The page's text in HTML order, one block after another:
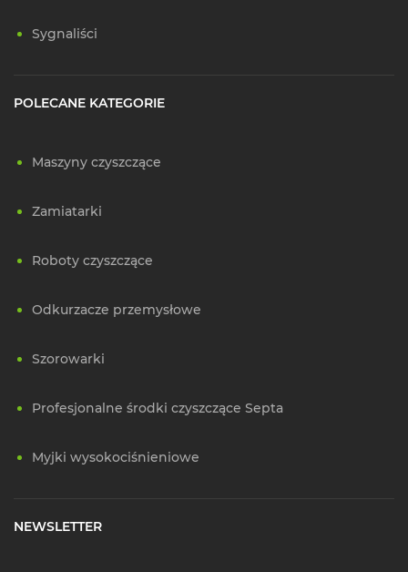
Sygnaliści
POLECANE KATEGORIE
Maszyny czyszczące
Zamiatarki
Roboty czyszczące
Odkurzacze przemysłowe
Szorowarki
Profesjonalne środki czyszczące Septa
Myjki wysokociśnieniowe
NEWSLETTER